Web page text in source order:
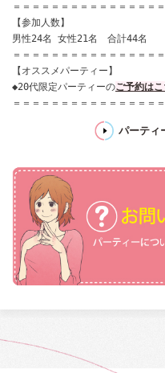
＝＝＝＝＝＝＝＝＝＝＝＝＝＝＝
【参加人数】
＝＝＝＝＝＝＝＝＝＝＝＝＝＝＝
【オススメパーティー】
◆20代限定パーティーのご予約は
＝＝＝＝＝＝＝＝＝＝＝＝＝＝＝
パーティ